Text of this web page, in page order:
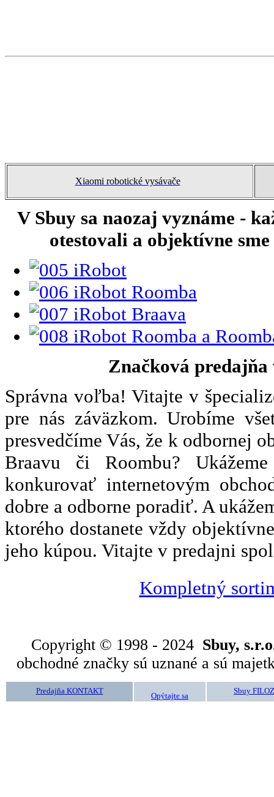
Xiaomi robotické vysávače
V Sbuy sa naozaj vyznáme -
otestovali a objektívne
Značková
Správna voľba! Vitajte v
pre nás záväzkom. Urobíme
presvedčíme Vás, že k odbornej
Braavu či Roombu?
konkurovať internetovým
dobre a odborne poradiť. A
ktorého dostanete vždy
jeho kúpou. Vitajte v predajni
Kompletný
Copyright © 1998 - 2024 Sbuy,
obchodné značky sú uznané a sú
Predajňa KONTAKT
Opýtajte sa
Sbuy